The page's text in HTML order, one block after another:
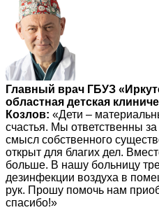
Главный врач ГБУЗ
областная детская
Козлов: «Дети –
счастья. Мы ответственны
смысл собственного
открыт для благих дел.
больше. В нашу больницу
дезинфекции воздуха в
рук. Прошу помочь нам
спасибо!»